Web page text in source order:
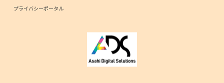
プライバシーポータル